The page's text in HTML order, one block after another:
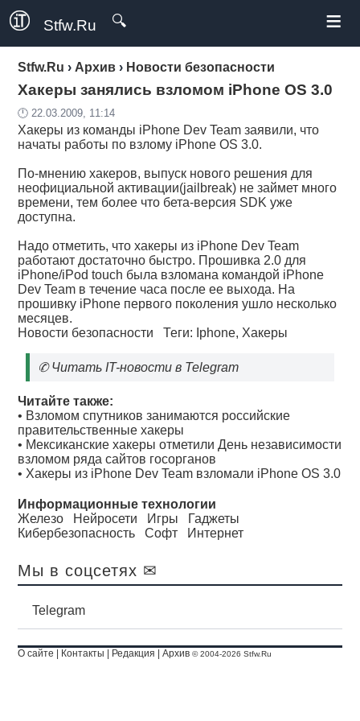
Stfw.Ru 🔍 ≡
Stfw.Ru › Архив › Новости безопасности
Хакеры занялись взломом iPhone OS 3.0
🕛 22.03.2009, 11:14
Хакеры из команды iPhone Dev Team заявили, что
начаты работы по взлому iPhone OS 3.0.
По-мнению хакеров, выпуск нового решения для
неофициальной активации(jailbreak) не займет много
времени, тем более что бета-версия SDK уже
доступна.
Надо отметить, что хакеры из iPhone Dev Team
работают достаточно быстро. Прошивка 2.0 для
iPhone/iPod touch была взломана командой iPhone
Dev Team в течение часа после ее выхода. На
прошивку iPhone первого поколения ушло несколько
месяцев.
Новости безопасности Теги: Iphone, Хакеры
✆Читать IT-новости в Telegram
Читайте также:
• Взломом спутников занимаются российские
правительственные хакеры
• Мексиканские хакеры отметили День независимости
взломом ряда сайтов госорганов
• Хакеры из iPhone Dev Team взломали iPhone OS 3.0
Информационные технологии
Железо
Нейросети Игры
Гаджеты
Кибербезопасность
Софт Интернет
Мы в соцсетях ✉
Telegram
О сайте Контакты Редакция |Архив © 2004-2026 Stfw.Ru